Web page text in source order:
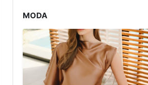
MODA